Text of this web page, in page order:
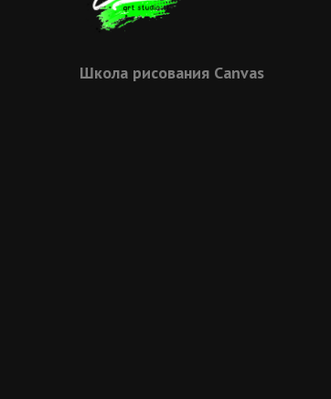
Школа рисования Сanvas